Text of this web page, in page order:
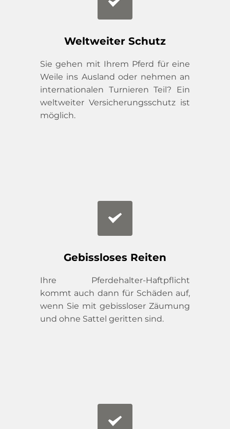
Weltweiter Schutz
Sie gehen mit Ihrem Pferd für eine
Weile ins Ausland oder nehmen an
internationalen Turnieren Teil? Ein
weltweiter Versicherungsschutz ist
möglich.
Gebissloses Reiten
Ihre Pferdehalter-Haftpflicht
kommt auch dann für Schäden auf,
wenn Sie mit gebissloser Zäumung
und ohne Sattel geritten sind.